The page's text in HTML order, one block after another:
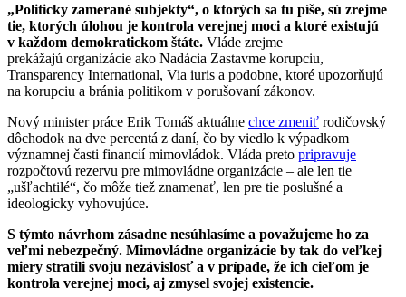
„Politicky zamerané subjekty“, o ktorých sa tu píše, sú zrejme
tie, ktorých úlohou je kontrola verejnej moci a ktoré existujú
v každom demokratickom štáte. Vláde zrejme
prekážajú organizácie ako Nadácia Zastavme korupciu,
Transparency International, Via iuris a podobne, ktoré upozorňujú
na korupciu a bránia politikom v porušovaní zákonov.
Nový minister práce Erik Tomáš aktuálne chce zmeniť rodičovský
dôchodok na dve percentá z daní, čo by viedlo k výpadkom
významnej časti financií mimovládok. Vláda preto pripravuje
rozpočtovú rezervu pre mimovládne organizácie – ale len tie
„ušľachtilé“, čo môže tiež znamenať, len pre tie poslušné a
ideologicky vyhovujúce.
S týmto návrhom zásadne nesúhlasíme a považujeme ho za
veľmi nebezpečný. Mimovládne organizácie by tak do veľkej
miery stratili svoju nezávislosť a v prípade, že ich cieľom je
kontrola verejnej moci, aj zmysel svojej existencie.